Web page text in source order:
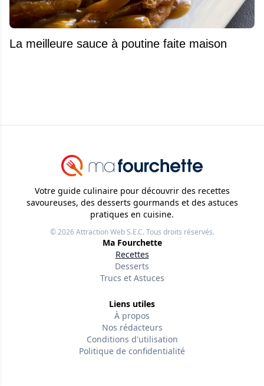
La meilleure sauce à poutine faite maison
Votre guide culinaire pour découvrir des recettes
savoureuses, des desserts gourmands et des astuces
pratiques en cuisine.
© 2026Attraction Web S.E.C.Tous droits réservés.
Ma Fourchette
Recettes
Desserts
Trucs et Astuces
Liens utiles
À propos
Nos rédacteurs
Conditions d'utilisation
Politique de confidentialité